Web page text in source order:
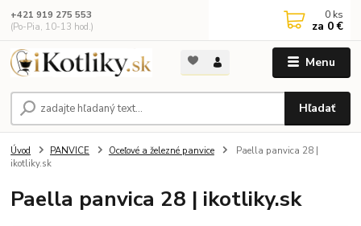
Menu
Hľadať
+421 919 275 553
(Po-Pia, 10-13 hod.)
0 ks
za 0 €
Úvod PANVICE Oceľové a železné panvice
Paella panvica 28 |
ikotliky.sk
Paella panvica 28 | ikotliky.sk